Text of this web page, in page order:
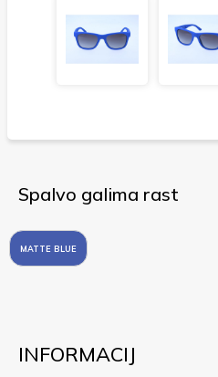
Spalvo galima rast
MATTE BLUE
INFORMACIJ